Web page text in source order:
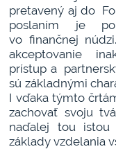
pretavený aj do
poslaním je
vo finančnej
akceptovanie
prístup a
sú základnými
I vďaka týmto
zachovať svoju
naďalej tou istou
základy vzdelania